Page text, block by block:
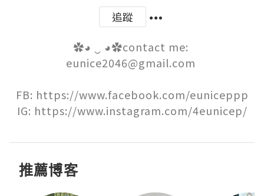
追蹤
✿◕ ‿ ◕✿contact me:
eunice2046@gmail.com
FB: https://www.facebook.com/euniceppp
IG: https://www.instagram.com/4eunicep/
推薦博客